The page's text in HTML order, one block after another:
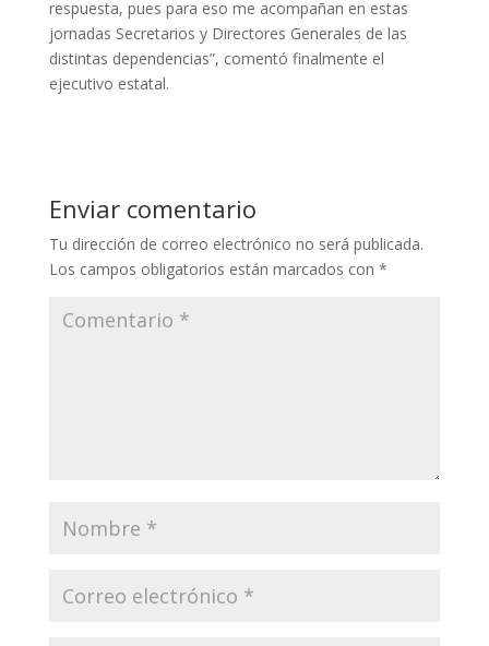
respuesta, pues para eso me acompañan en estas
jornadas Secretarios y Directores Generales de las
distintas dependencias”, comentó finalmente el
ejecutivo estatal.
Enviar comentario
Tu dirección de correo electrónico no será publicada.
Los campos obligatorios están marcados con *